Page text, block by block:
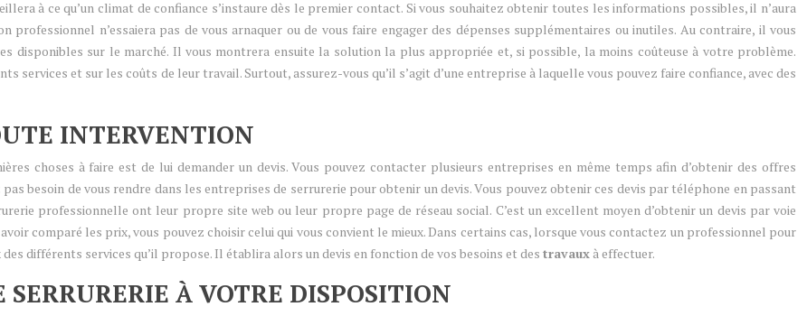
à ce qu’un climat de confiance s’instaure dès le premier contact. Si vous souhaitez obtenir toutes les informations possibles, il n’aura
n’essaiera pas de vous arnaquer ou de vous faire engager des dépenses supplémentaires ou inutiles. Au contraire, il vous
disponibles sur le marché. Il vous montrera ensuite la solution la plus appropriée et, si possible, la moins coûteuse à votre problème.
services et sur les coûts de leur travail. Surtout, assurez-vous qu’il s’agit d’une entreprise à laquelle vous pouvez faire confiance, avec des
INTERVENTION
choses à faire est de lui demander un devis. Vous pouvez contacter plusieurs entreprises en même temps afin d’obtenir des offres
besoin de vous rendre dans les entreprises de serrurerie pour obtenir un devis. Vous pouvez obtenir ces devis par téléphone en passant
professionnelle ont leur propre site web ou leur propre page de réseau social. C’est un excellent moyen d’obtenir un devis par voie
comparé les prix, vous pouvez choisir celui qui vous convient le mieux. Dans certains cas, lorsque vous contactez un professionnel pour
différents services qu’il propose. Il établira alors un devis en fonction de vos besoins et des travaux à effectuer.
SERRURERIE À VOTRE DISPOSITION